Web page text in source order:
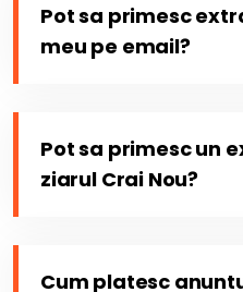
Pot sa primesc
meu pe email?
Pot sa primesc un
ziarul Crai Nou?
Cum platesc